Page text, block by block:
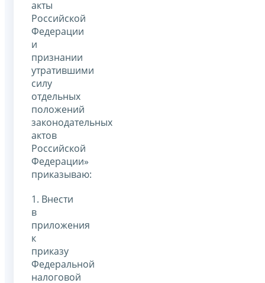
акты
Российской
Федерации
и
признании
утратившими
силу
отдельных
положений
законодательных
актов
Российской
Федерации»
приказываю:
1. Внести
в
приложения
к
приказу
Федеральной
налоговой